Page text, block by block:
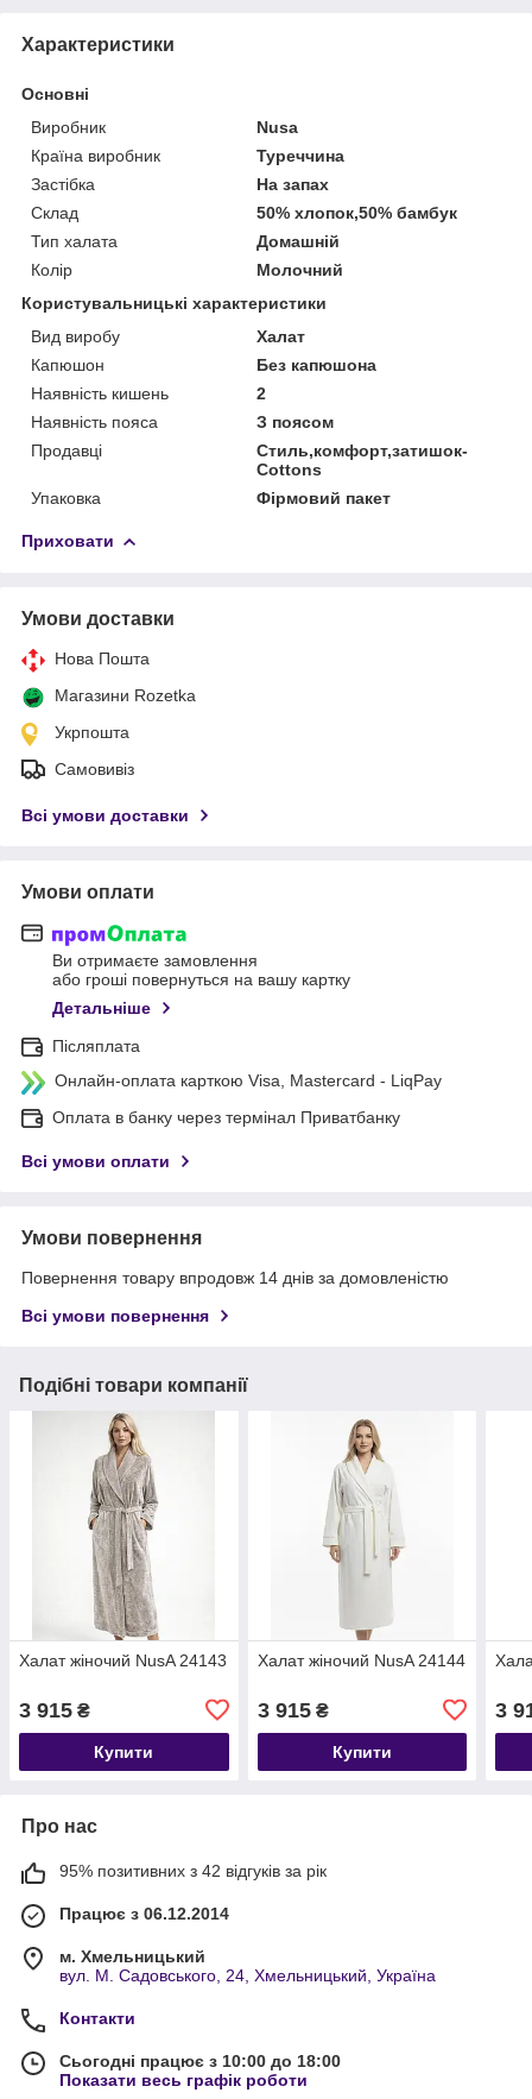
Характеристики
Основні
Виробник
Nusa
Країна виробник
Туреччина
Застібка
На запах
Склад
50% хлопок,50% бамбук
Тип халата
Домашній
Колір
Молочний
Користувальницькі характеристики
Вид виробу
Халат
Капюшон
Без капюшона
Наявність кишень
2
Наявність пояса
З поясом
Продавці
Стиль,комфорт,затишок-
Cottons
Упаковка
Фірмовий пакет
Приховати
Умови доставки
Нова Пошта
Магазини Rozetka
Укрпошта
Самовивіз
Всі умови доставки
Умови оплати
Ви отримаєте замовлення
або гроші повернуться на вашу картку
Детальніше
Післяплата
Онлайн-оплата карткою Visa, Mastercard - LiqPay
Оплата в банку через термінал Приватбанку
Всі умови оплати
Умови повернення
Повернення товару впродовж 14 днів за домовленістю
Всі умови повернення
Подібні товари компанії
Халат жіночий NusA 24143
3 915 ₴
Купити
Халат жіночий NusA 24144
3 915₴
Купити
3
Про нас
95% позитивних з 42 відгуків за рік
Працює з 06.12.2014
м. Хмельницький
вул. М. Садовського, 24, Хмельницький, Україна
Контакти
Сьогодні працює з 10:00 до 18:00
Показати весь графік роботи